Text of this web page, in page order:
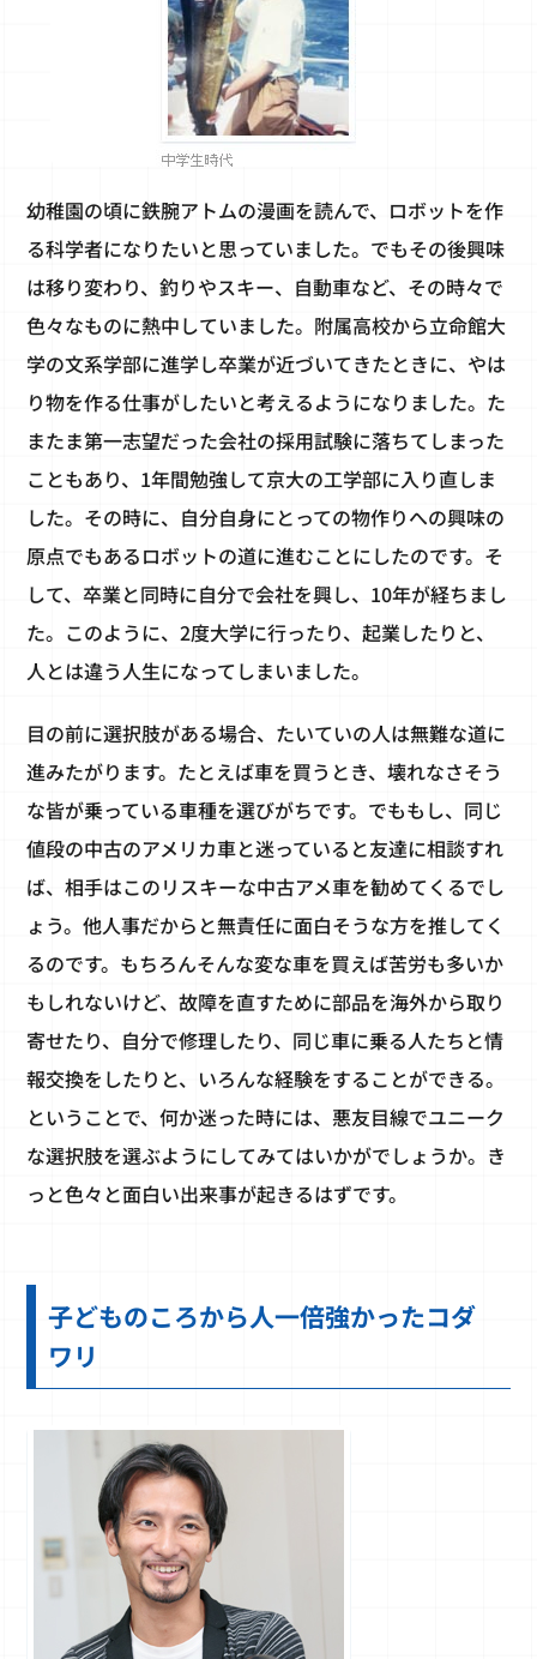
幼稚園の頃に鉄腕アトムの漫画を読んで、ロボットを作
る科学者になりたいと思っていました。でもその後興味
は移り変わり、釣りやスキー、自動車など、その時々で
色々なものに熱中していました。附属高校から立命館大
学の文系学部に進学し卒業が近づいてきたときに、やは
り物を作る仕事がしたいと考えるようになりました。た
またま第一志望だった会社の採用試験に落ちてしまった
こともあり、1年間勉強して京大の工学部に入り直しま
した。その時に、自分自身にとっての物作りへの興味の
原点でもあるロボットの道に進むことにしたのです。そ
して、卒業と同時に自分で会社を興し、10年が経ちまし
た。このように、2度大学に行ったり、起業したりと、
人とは違う人生になってしまいました。
目の前に選択肢がある場合、たいていの人は無難な道に
進みたがります。たとえば車を買うとき、壊れなさそう
な皆が乗っている車種を選びがちです。でももし、同じ
値段の中古のアメリカ車と迷っていると友達に相談すれ
ば、相手はこのリスキーな中古アメ車を勧めてくるでし
ょう。他人事だからと無責任に面白そうな方を推してく
るのです。もちろんそんな変な車を買えば苦労も多いか
もしれないけど、故障を直すために部品を海外から取り
寄せたり、自分で修理したり、同じ車に乗る人たちと情
報交換をしたりと、いろんな経験をすることができる。
ということで、何か迷った時には、悪友目線でユニーク
な選択肢を選ぶようにしてみてはいかがでしょうか。き
っと色々と面白い出来事が起きるはずです。
子どものころから人一倍強かったコダ
ワリ